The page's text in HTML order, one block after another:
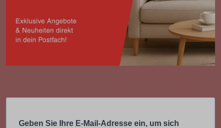
Geben Sie Ihre E-Mail-Adresse ein, um sich